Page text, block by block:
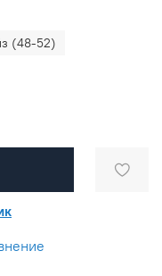
(48-52)